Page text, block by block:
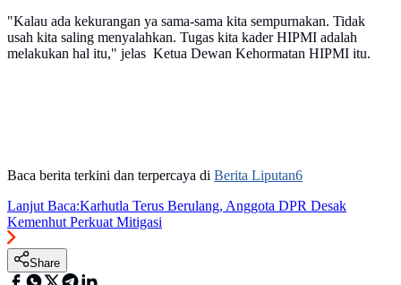
"Kalau ada kekurangan ya sama-sama kita sempurnakan. Tidak
usah kita saling menyalahkan. Tugas kita kader HIPMI adalah
melakukan hal itu," jelas Ketua Dewan Kehormatan HIPMI itu.
Baca berita terkini dan terpercaya di Berita Liputan6
Lanjut Baca:Karhutla Terus Berulang, Anggota DPR Desak
Kemenhut Perkuat Mitigasi
Share